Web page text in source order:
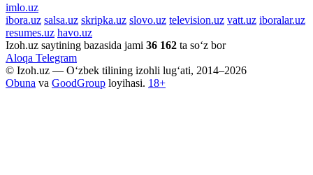
imlo.uz
ibora.uz salsa.uz skripka.uz slovo.uz television.uz vatt.uz iboralar.uz
resumes.uz havo.uz
Izoh.uz saytining bazasida jami 36 162 ta so‘z bor
Aloqa Telegram
© Izoh.uz — O‘zbek tilining izohli lug‘ati, 2014–2026
Obuna va GoodGroup loyihasi. 18+